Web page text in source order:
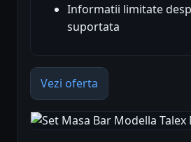
Informatii limitate
suportata
Vezi oferta